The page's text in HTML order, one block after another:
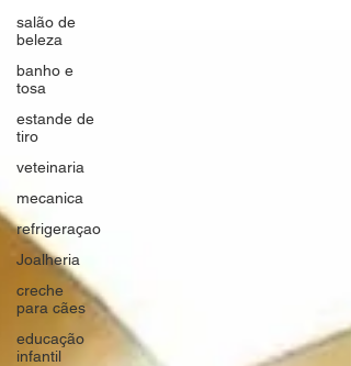
salão de
beleza
banho e
tosa
estande de
tiro
veteinaria
mecanica
refrigeraçao
Joalheria
creche
para cães
educação
infantil